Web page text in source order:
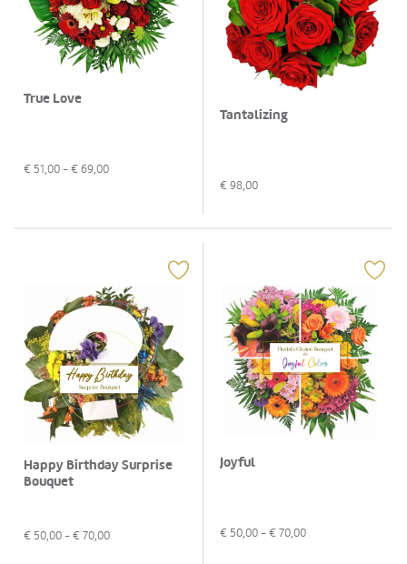
True Love
€ 51,00 - € 69,00
Tantalizing
€ 98,00
Happy Birthday Surprise
Bouquet
€ 50,00 - € 70,00
Joyful
€ 50,00 - € 70,00